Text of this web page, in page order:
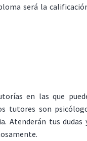
será la
en las que
tutores son
Atenderán tus dudas